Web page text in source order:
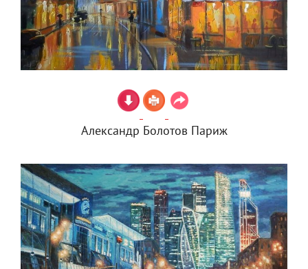
Александр Болотов Париж